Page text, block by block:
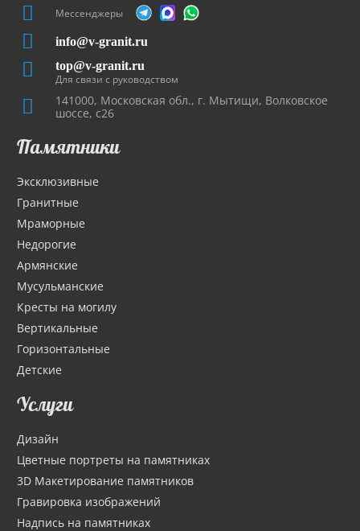
Мессенджеры
info@v-granit.ru
top@v-granit.ru
Для связи с руководством
141000, Московская обл., г. Мытищи, Волковское
шоссе, с26
Памятники
Эксклюзивные
Гранитные
Мраморные
Недорогие
Армянские
Мусульманские
Кресты на могилу
Вертикальные
Горизонтальные
Детские
Услуги
Дизайн
Цветные портреты на памятниках
3D Макетирование памятников
Гравировка изображений
Надпись на памятниках